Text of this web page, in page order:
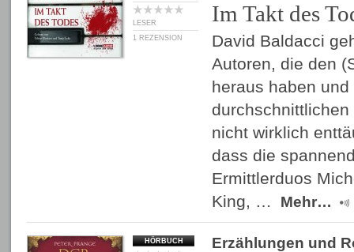
LESER
1 REZENSION
Im Takt des
David Baldacci
Autoren, die den
heraus haben
nicht wirklich
dass die
Ermittlerduos
King, …
Mehr…
HÖRBUCH
Erzählungen und